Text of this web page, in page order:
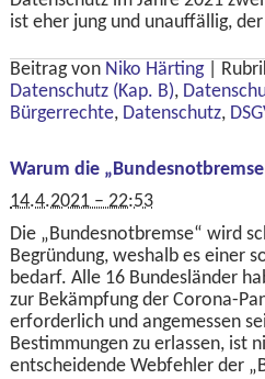
ist eher jung und unauffällig,
Beitrag von Niko Härting
Datenschutz (Kap. B),
Bürgerrechte, Datenschutz,
Warum die
14.4.2021 – 22:53
Die „Bundesnotbremse“ wird
Begründung, weshalb es einer
bedarf. Alle 16 Bundesländer
zur Bekämpfung der Corona-
erforderlich und angemessen
Bestimmungen zu erlassen, ist
entscheidende Webfehler der